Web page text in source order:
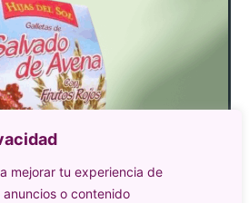
mejorar tu experiencia de
o contenido